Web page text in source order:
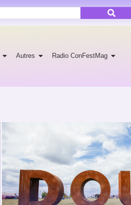
Autres Radio ConFestMag